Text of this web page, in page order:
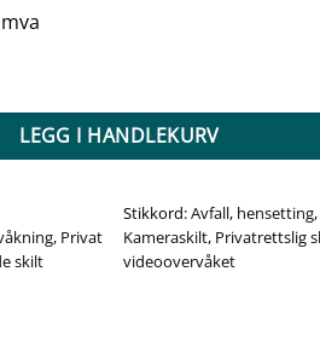
avfall - Sort antall
LEGG I HANDLEKURV
, Privat
skilt
Stikkord:Avfall, hensetting,
Kameraskilt, Privatrettslig
videoovervåket